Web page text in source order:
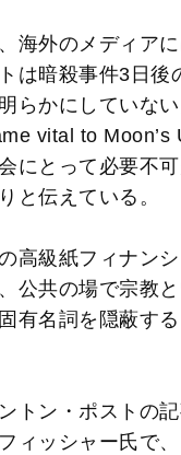
海外のメディア
は暗殺事件3日後
らかにしていな
vital to Moon’s
にとって必要不
と伝えている。
高級紙フィナン
公共の場で宗教
有名詞を隠蔽す
トン・ポストの
ィッシャー氏で